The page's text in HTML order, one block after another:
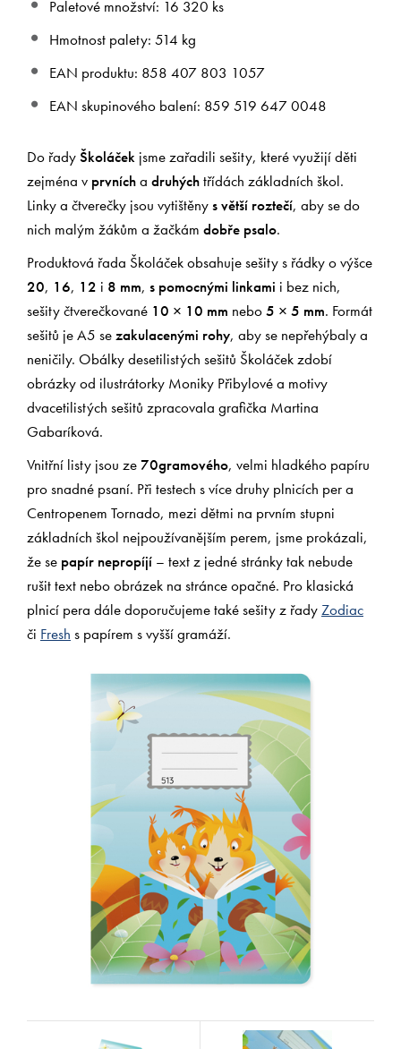
Paletové množství: 16 320 ks
Hmotnost palety: 514 kg
EAN produktu: 858 407 803 1057
EAN skupinového balení: 859 519 647 0048
Do řadyŠkoláček jsme zařadili sešity, které využijí děti
zejména v prvnícha druhýchtřídách základních škol.
Linky a čtverečky jsou vytištěnys větší roztečí, aby se do
nich malým žákům a žačkám dobře psalo.
Produktová řada Školáček obsahuje sešity s řádky o výšce
20, 16, 12 i 8 mm, s pomocnými linkami i bez nich,
sešity čtverečkované 10 × 10 mm nebo5 × 5 mm. Formát
sešitů je A5 sezakulacenými rohy, aby se nepřehýbaly a
neničily. Obálky desetilistých sešitů Školáček zdobí
obrázky od ilustrátorky Moniky Přibylové a motivy
dvacetilistých sešitů zpracovala grafička Martina
Gabaríková.
Vnitřní listy jsou ze 70gramového, velmi hladkého papíru
pro snadné psaní. Při testech s více druhy plnicích per a
Centropenem Tornado, mezi dětmi na prvním stupni
základních škol nejpoužívanějším perem, jsme prokázali,
že se papír nepropíjí – text z jedné stránky tak nebude
rušit text nebo obrázek na stránce opačné. Pro klasická
plnicí pera dále doporučujeme také sešity z řadyZodiac
či Fresh s papírem s vyšší gramáží.